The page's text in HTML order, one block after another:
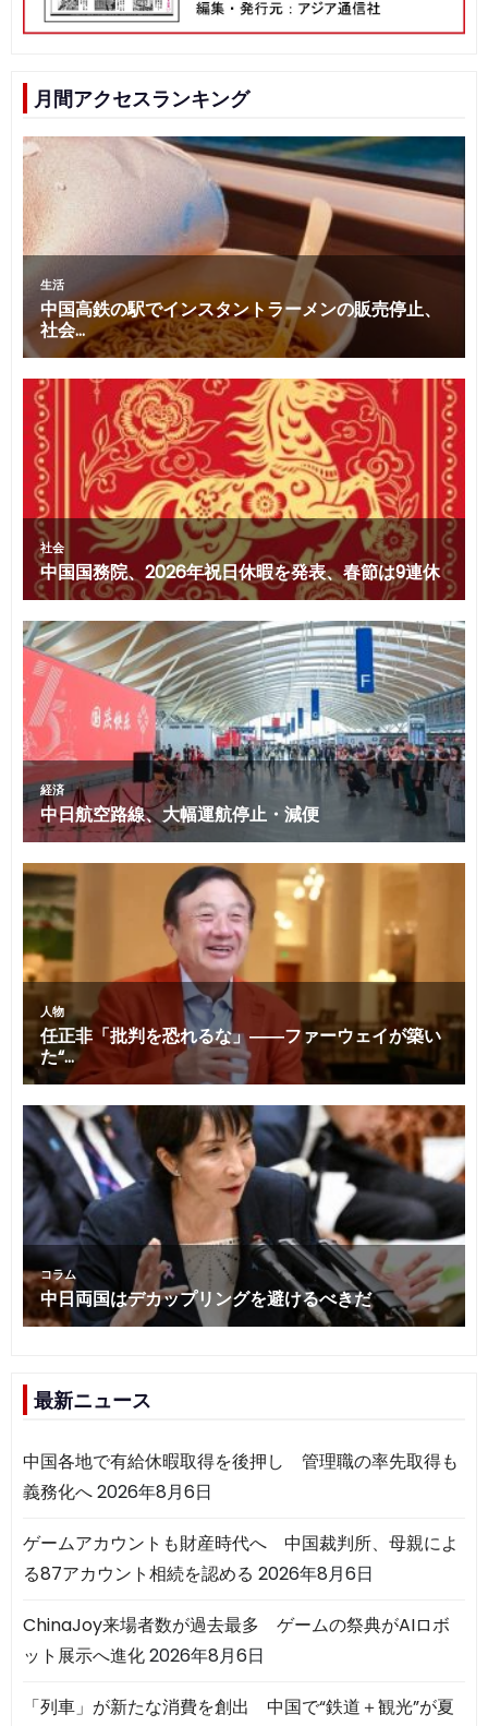
月間アクセスランキング
最新ニュース
中国各地で有給休暇取得を後押し 管理職の率先取得も
義務化へ2026年8月6日
ゲームアカウントも財産時代へ 中国裁判所、母親によ
る87アカウント相続を認める 2026年8月6日
ChinaJoy来場者数が過去最多 ゲームの祭典がAIロボ
ット展示へ進化2026年8月6日
「列車」が新たな消費を創出 中国で“鉄道＋観光”が夏